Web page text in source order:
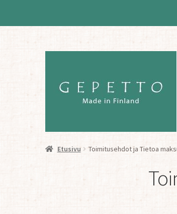
Siirry
Siirry
Etusivu Toimitusehdot ja Tietoa